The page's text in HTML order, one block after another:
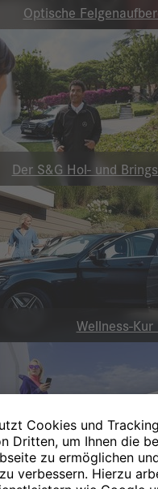
Optische
Der S&G Hol- und
Wellness-Kur
Benz Apps und Digitale